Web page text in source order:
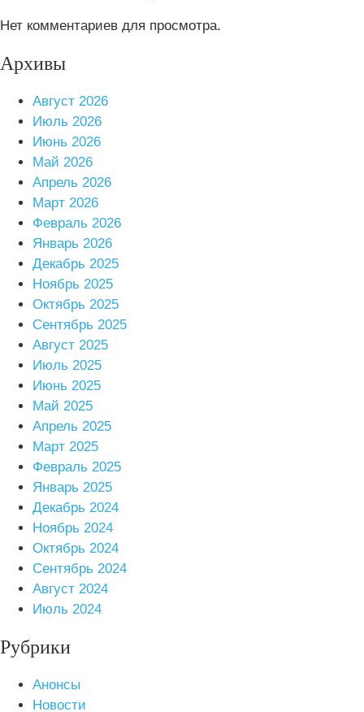
Нет комментариев для просмотра.
Архивы
Август 2026
Июль 2026
Июнь 2026
Май 2026
Апрель 2026
Март 2026
Февраль 2026
Январь 2026
Декабрь 2025
Ноябрь 2025
Октябрь 2025
Сентябрь 2025
Август 2025
Июль 2025
Июнь 2025
Май 2025
Апрель 2025
Март 2025
Февраль 2025
Январь 2025
Декабрь 2024
Ноябрь 2024
Октябрь 2024
Сентябрь 2024
Август 2024
Июль 2024
Рубрики
Анонсы
Новости